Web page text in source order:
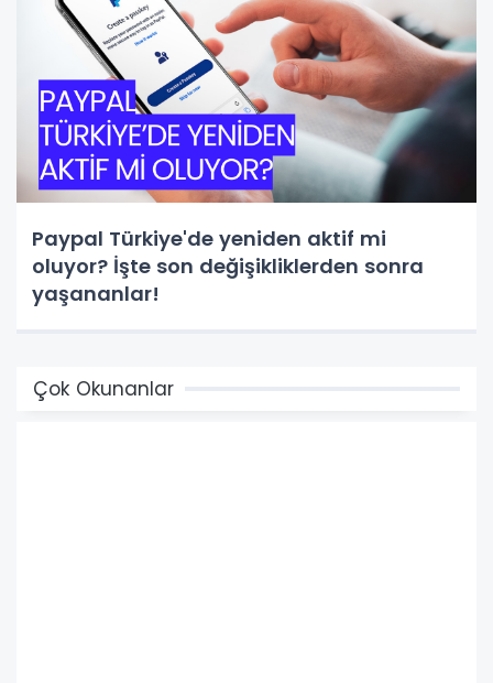
Paypal Türkiye'de yeniden aktif mi
oluyor? İşte son değişikliklerden sonra
yaşananlar!
Çok Okunanlar